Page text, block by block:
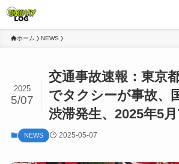
ホーム NEWS
交通事故速報：東京
でタクシーが事故、
渋滞発生、2025年5月
2025
5/07
NEWS 2025-05-07